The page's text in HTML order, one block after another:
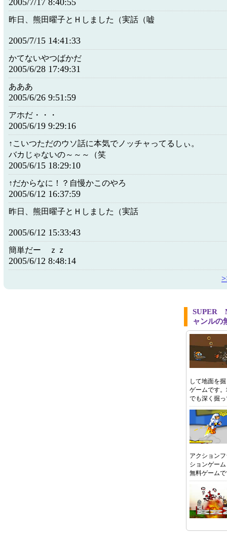
2005/7/17 8:40:55
昨日、熊田曜子とＨしました（実話（嘘
2005/7/15 14:41:33
かてないやつばかだ
2005/6/28 17:49:31
あああ
2005/6/26 9:51:59
アホだ・・・
2005/6/19 9:29:16
↑こいつただのウソ話に本気でノッチャってるしぃ。
バカじゃないの～～～（笑
2005/6/15 18:29:10
↑だからなに！？自慢かこのやろ
2005/6/12 16:37:59
昨日、熊田曜子とＨしました（実話
2005/6/12 15:33:43
簡単だー ｚｚ
2005/6/12 8:48:14
SUPER
ャンルの
して地面を
ゲームです
でも深く掘
アクション
ションゲー
無料ゲーム